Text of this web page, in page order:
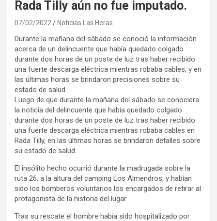
Rada Tilly aún no fue imputado.
07/02/2022 Noticias Las Heras
Durante la mañana del sábado se conoció la información
acerca de un delincuente que había quedado colgado
durante dos horas de un poste de luz tras haber recibido
una fuerte descarga eléctrica mientras robaba cables, y en
las últimas horas se brindaron precisiones sobre su
estado de salud.
Luego de que durante la mañana del sábado se conociera
la noticia del delincuente que había quedado colgado
durante dos horas de un poste de luz tras haber recibido
una fuerte descarga eléctrica mientras robaba cables en
Rada Tilly, en las últimas horas se brindaron detalles sobre
su estado de salud.
El insólito hecho ocurrió durante la madrugada sobre la
ruta 26, a la altura del camping Los Almendros, y habían
sido los bomberos voluntarios los encargados de retirar al
protagonista de la historia del lugar.
Tras su rescate el hombre había sido hospitalizado por